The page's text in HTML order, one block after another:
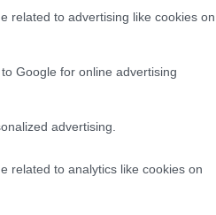
related to advertising like cookies on
Google for online advertising
advertising.
related to analytics like cookies on
fantasmi
della vita.
venir tutelati:
le libertà civili e
se non
lavoro etc. Ivan
sta